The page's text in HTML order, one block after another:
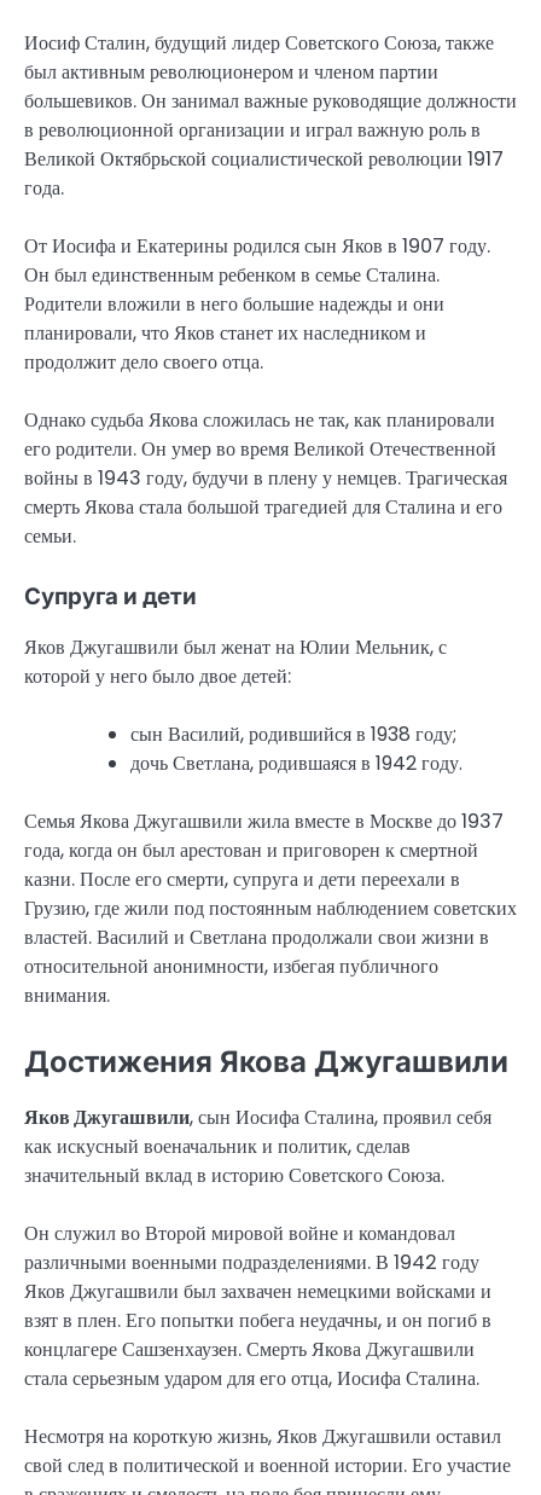
Иосиф Сталин, будущий лидер Советского Союза, также
был активным революционером и членом партии
большевиков. Он занимал важные руководящие должности
в революционной организации и играл важную роль в
Великой Октябрьской социалистической революции 1917
года.
От Иосифа и Екатерины родился сын Яков в 1907 году.
Он был единственным ребенком в семье Сталина.
Родители вложили в него большие надежды и они
планировали, что Яков станет их наследником и
продолжит дело своего отца.
Однако судьба Якова сложилась не так, как планировали
его родители. Он умер во время Великой Отечественной
войны в 1943 году, будучи в плену у немцев. Трагическая
смерть Якова стала большой трагедией для Сталина и его
семьи.
Супруга и дети
Яков Джугашвили был женат на Юлии Мельник, с
которой у него было двое детей:
сын Василий, родившийся в 1938 году;
дочь Светлана, родившаяся в 1942 году.
Семья Якова Джугашвили жила вместе в Москве до 1937
года, когда он был арестован и приговорен к смертной
казни. После его смерти, супруга и дети переехали в
Грузию, где жили под постоянным наблюдением советских
властей. Василий и Светлана продолжали свои жизни в
относительной анонимности, избегая публичного
внимания.
Достижения Якова Джугашвили
Яков Джугашвили, сын Иосифа Сталина, проявил себя
как искусный военачальник и политик, сделав
значительный вклад в историю Советского Союза.
Он служил во Второй мировой войне и командовал
различными военными подразделениями. В 1942 году
Яков Джугашвили был захвачен немецкими войсками и
взят в плен. Его попытки побега неудачны, и он погиб в
концлагере Сашзенхаузен. Смерть Якова Джугашвили
стала серьезным ударом для его отца, Иосифа Сталина.
Несмотря на короткую жизнь, Яков Джугашвили оставил
свой след в политической и военной истории. Его участие